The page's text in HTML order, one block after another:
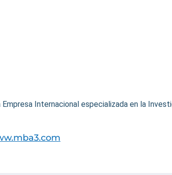
Internacional especializada en la